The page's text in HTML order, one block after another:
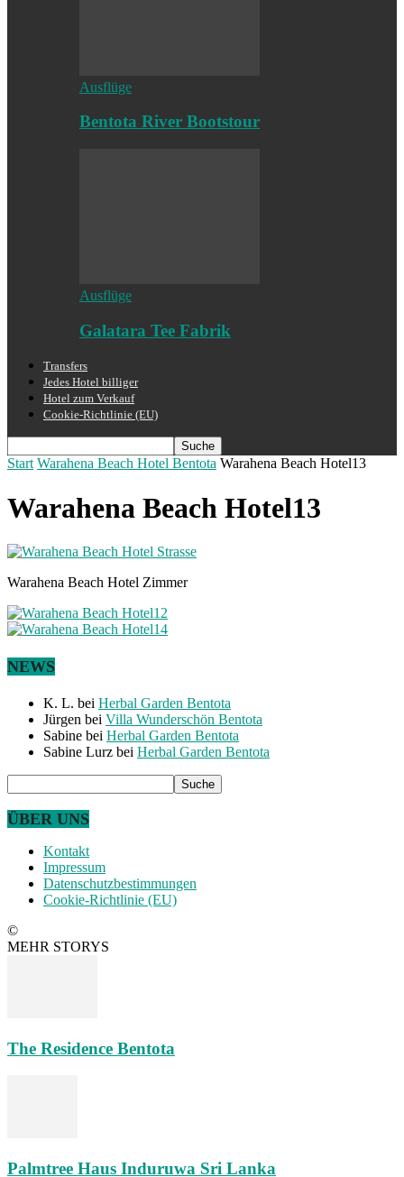
Ausflüge
Bentota River Bootstour
Ausflüge
Galatara Tee Fabrik
Transfers
Jedes Hotel billiger
Hotel zum Verkauf
Cookie-Richtlinie (EU)
Start Warahena Beach Hotel Bentota Warahena Beach Hotel13
Warahena Beach Hotel13
Warahena Beach Hotel Zimmer
NEWS
K. L. bei Herbal Garden Bentota
Jürgen bei Villa Wunderschön Bentota
Sabine bei Herbal Garden Bentota
Sabine Lurz bei Herbal Garden Bentota
ÜBER UNS
Kontakt
Impressum
Datenschutzbestimmungen
Cookie-Richtlinie (EU)
©
MEHR STORYS
The Residence Bentota
Palmtree Haus Induruwa Sri Lanka